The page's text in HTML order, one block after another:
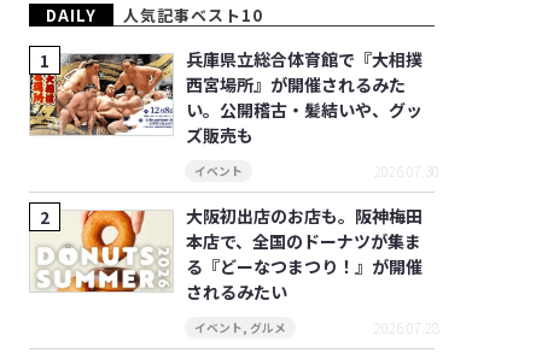
DAILY 人気記事ベスト10
兵庫県立総合体育館で『大相撲
西宮場所』が開催されるみた
い。公開稽古・髪結いや、グッ
ズ販売も
イベント 2026.07.30
大阪初出店のお店も。阪神梅田
本店で、全国のドーナツが集ま
る『どーなつまつり！』が開催
されるみたい
イベント ,グルメ 2026.07.28